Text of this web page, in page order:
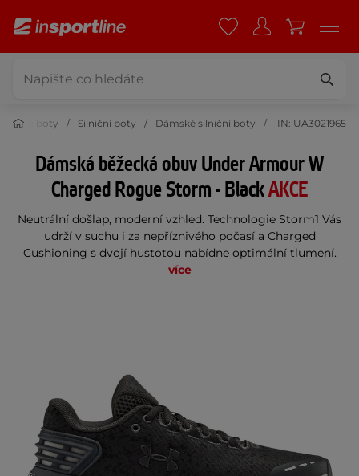
boty Silniční boty Dámské silniční boty IN: UA3021965
Dámská běžecká obuv Under Armour W
Charged Rogue Storm - BlackAKCE
Neutrální došlap, moderní vzhled. Technologie Storm1 Vás
udrží v suchu i za nepříznivého počasí a Charged
Cushioning s dvojí hustotou nabídne optimální tlumení.
více